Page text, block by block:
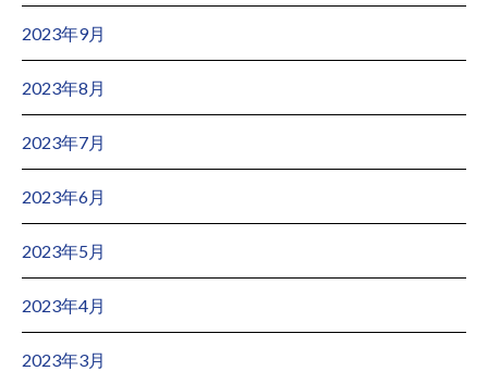
2023年9月
2023年8月
2023年7月
2023年6月
2023年5月
2023年4月
2023年3月